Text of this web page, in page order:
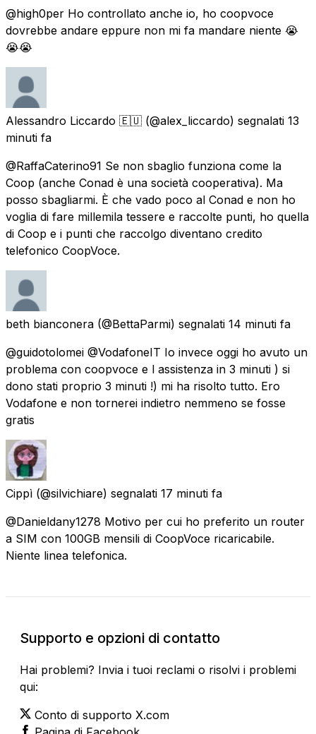
@high0per Ho controllato anche io, ho coopvoce
dovrebbe andare eppure non mi fa mandare niente 😭
😭😭
Alessandro Liccardo 🇪🇺 (@alex_liccardo) segnalati 13
minuti fa
@RaffaCaterino91 Se non sbaglio funziona come la
Coop (anche Conad è una società cooperativa). Ma
posso sbagliarmi. È che vado poco al Conad e non ho
voglia di fare millemila tessere e raccolte punti, ho quella
di Coop e i punti che raccolgo diventano credito
telefonico CoopVoce.
beth bianconera (@BettaParmi) segnalati 14 minuti fa
@guidotolomei @VodafoneIT Io invece oggi ho avuto un
problema con coopvoce e l assistenza in 3 minuti ) si
dono stati proprio 3 minuti !) mi ha risolto tutto. Ero
Vodafone e non tornerei indietro nemmeno se fosse
gratis
Cippì (@silvichiare) segnalati 17 minuti fa
@Danieldany1278 Motivo per cui ho preferito un router
a SIM con 100GB mensili di CoopVoce ricaricabile.
Niente linea telefonica.
Supporto e opzioni di contatto
Hai problemi? Invia i tuoi reclami o risolvi i problemi
qui:
Conto di supporto X.com